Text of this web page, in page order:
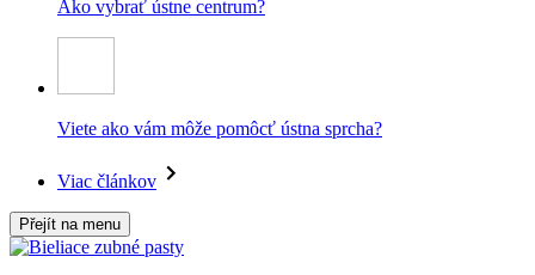
Ako vybrať ústne centrum?
Viete ako vám môže pomôcť ústna sprcha?
Viac článkov
Přejít na menu